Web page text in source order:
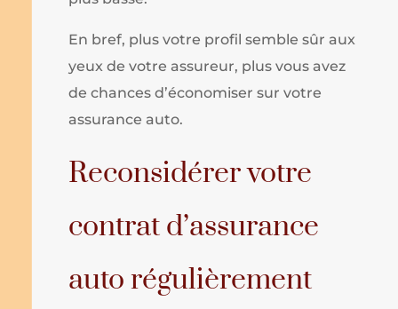
En bref, plus votre profil semble sûr aux
yeux de votre assureur, plus vous avez
de chances d’économiser sur votre
assurance auto.
Reconsidérer votre
contrat d’assurance
auto régulièrement